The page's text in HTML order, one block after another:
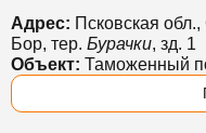
Адрес: Псковская
Бор, тер. Бурачки, зд. 1
Объект: Таможенный